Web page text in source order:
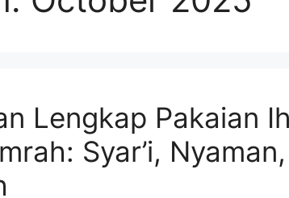
Lengkap Pakaian
Syar’i,